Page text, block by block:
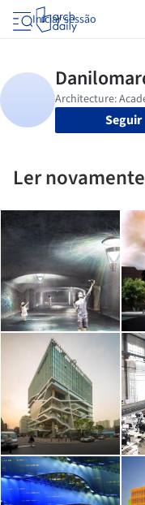
Iniciar sessão
Seguir
Ler novamente